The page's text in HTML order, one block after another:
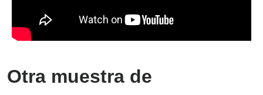
Otra muestra de